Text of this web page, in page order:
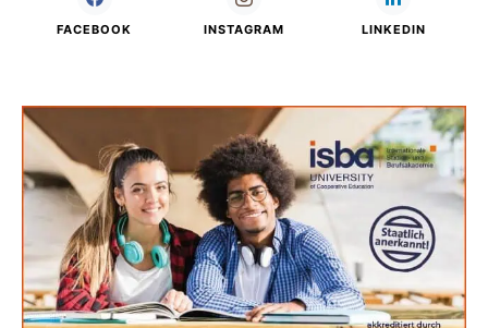
FACEBOOK INSTAGRAM LINKEDIN